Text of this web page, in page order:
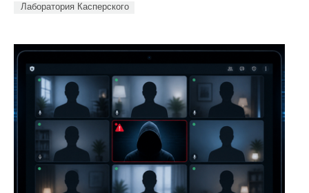
Лаборатория Касперского